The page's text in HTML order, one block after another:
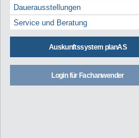
Dauerausstellungen
Service und Beratung
Auskunftssystem planAS
Login für Fachanwender